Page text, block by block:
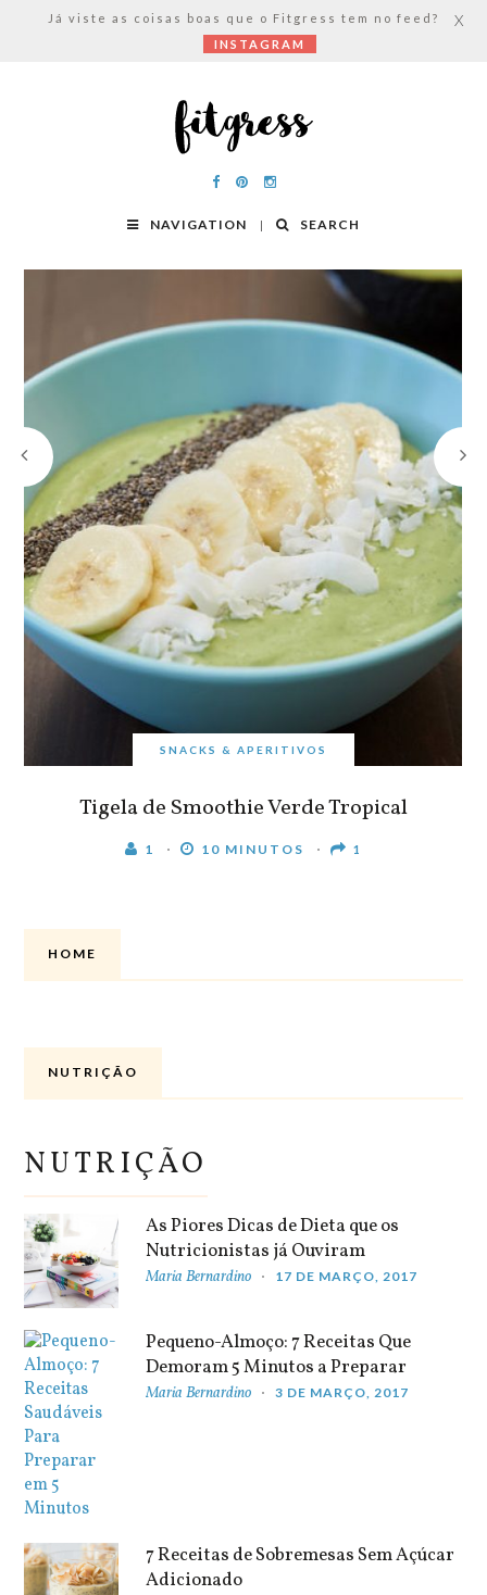
NAVIGATION SEARCH
SNACKS & APERITIVOS
Tigela de Smoothie Verde Tropical
1 10 MINUTOS 1
HOME
NUTRIÇÃO
NUTRIÇÃO
As Piores Dicas de Dieta que os
Nutricionistas já Ouviram
Maria Bernardino 17 DE MARÇO, 2017
Pequeno-Almoço: 7 Receitas Que
Demoram 5 Minutos a Preparar
Maria Bernardino 3 DE MARÇO, 2017
7 Receitas de Sobremesas Sem Açúcar
Adicionado
Já viste as coisas boas que o Fitgress tem no feed?
INSTAGRAM
X